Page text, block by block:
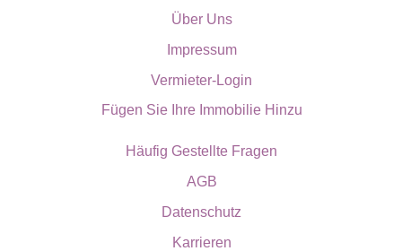
Über Uns
Impressum
Vermieter-Login
Fügen Sie Ihre Immobilie Hinzu
Häufig Gestellte Fragen
AGB
Datenschutz
Karrieren